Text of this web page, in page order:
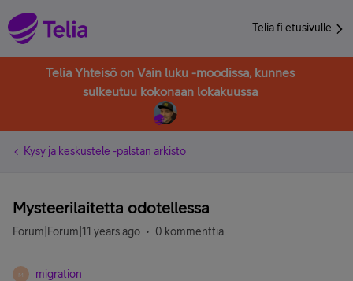
Telia.fi etusivulle
Telia Yhteisö on Vain luku -moodissa, kunnes
sulkeutuu kokonaan lokakuussa
Kysy ja keskustele -palstan arkisto
Mysteerilaitetta odotellessa
Forum|Forum|11 years ago 0 kommenttia
M migration